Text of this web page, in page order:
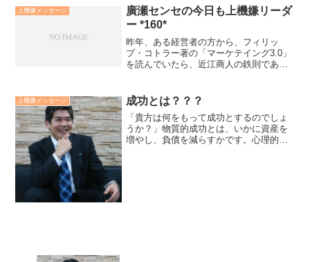
上機嫌メッセージ
廣瀬センセの今日も上機嫌リーダ
ー *160*
昨年、ある経営者の方から、フィリッ
プ・コトラー著の「マーケテイング3.0」
を読んでいたら、近江商人の鉄則である
っしゃる方がいました。成熟した適者生
存的ビジネスは”進化”...
上機嫌メッセージ 成功とは？？？
「貴方は何をもって成功とするのでしょ
うか？」物質的成功とは、いかに資産を
増やし、負債を減らすかです。心理的成